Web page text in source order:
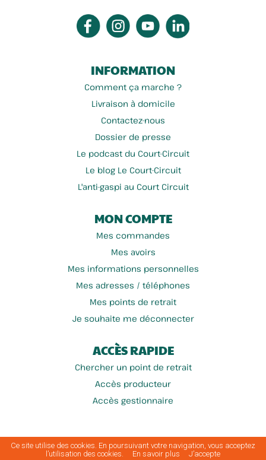
INFORMATION
Comment ça marche ?
Livraison à domicile
Contactez-nous
Dossier de presse
Le podcast du Court-Circuit
Le blog Le Court-Circuit
L'anti-gaspi au Court Circuit
MON COMPTE
Mes commandes
Mes avoirs
Mes informations personnelles
Mes adresses / téléphones
Mes points de retrait
Je souhaite me déconnecter
ACCÈS RAPIDE
Chercher un point de retrait
Accès producteur
Accès gestionnaire
Conditions générales
|
Mentions
légales
|
Politique de protection des
données
|
Politique de
cookies
|
A
| Plan du
Ce site utilise des cookies. En poursuivant votre navigation, vous acceptez
l’utilisation des cookies.
En savoir plus J’accepte